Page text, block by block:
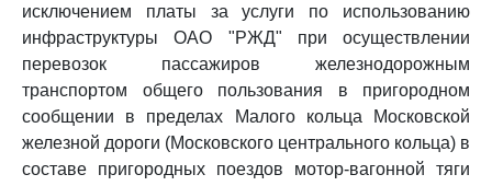
исключением платы за услуги по использованию
инфраструктуры ОАО "РЖД" при осуществлении
перевозок пассажиров железнодорожным
транспортом общего пользования в пригородном
сообщении в пределах Малого кольца Московской
железной дороги (Московского центрального кольца) в
составе пригородных поездов мотор-вагонной тяги